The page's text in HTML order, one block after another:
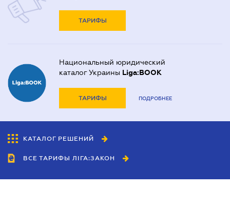
ТАРИФЫ
Национальный юридический
каталог Украины Liga:BOOK
ТАРИФЫ ПОДРОБНЕЕ
КАТАЛОГ РЕШЕНИЙ
ВСЕ ТАРИФЫ ЛІГА:ЗАКОН